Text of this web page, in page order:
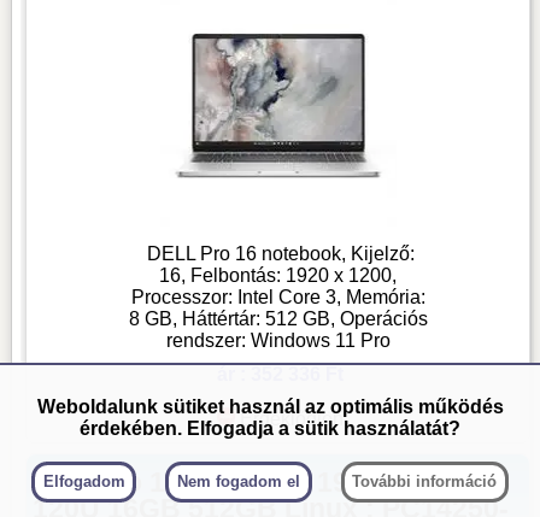
DELL Pro 16 notebook, Kijelző:
16, Felbontás: 1920 x 1200,
Processzor: Intel Core 3, Memória:
8 GB, Háttértár: 512 GB, Operációs
rendszer: Windows 11 Pro
Érdeklődjön
Dell Pro 14 laptop 14 1920x1200 C5-
120U 16GB 512GB Linux : PC14250-
Weboldalunk sütiket használ az optimális működés
érdekében. Elfogadja a sütik használatát?
Elfogadom Nem fogadom el További információ